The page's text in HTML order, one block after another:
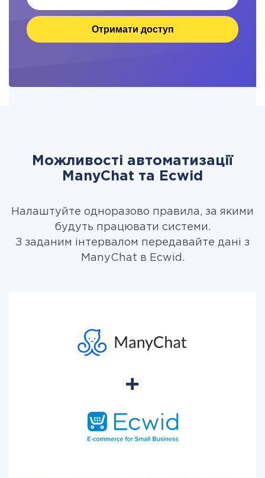
Отримати доступ
Можливості автоматизації
ManyChat та Ecwid
Налаштуйте одноразово правила, за якими
будуть працювати системи.
З заданим інтервалом передавайте дані з
ManyChat в Ecwid.